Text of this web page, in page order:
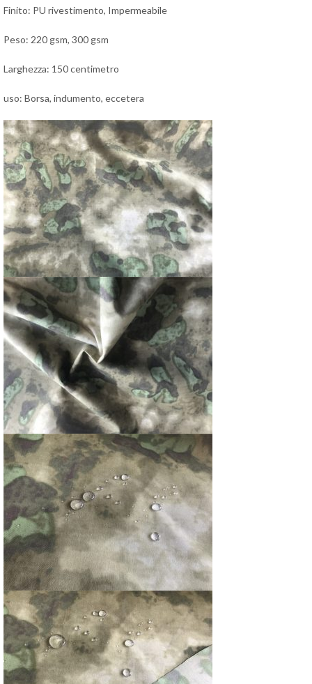
Finito: PU rivestimento, Impermeabile
Peso: 220 gsm, 300 gsm
Larghezza: 150 centimetro
uso: Borsa, indumento, eccetera